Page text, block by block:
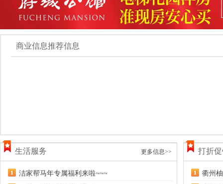
商业信息推荐信息
生活服务 更多信息>>
洁家帮马年专属福利来啦~~~
打折
衢州